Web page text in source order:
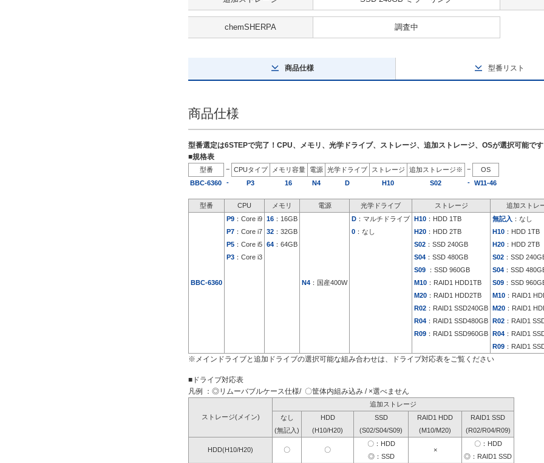
chemSHERPA 調査中
商品仕様 型番リスト
商品仕様
型番選定は6STEPで完了！CPU、メモリ、光学ドライブ、ストレージ、追加ストレージ、OSが選択可能です
■規格表
型番 − CPUタイプ メモリ容量 電源 光学ドライブ ストレージ 追加ストレージ※ −
OS
BBC-6360
- P3 16 N4 D H10 S02 - W11-46
型番 CPU メモリ 電源 光学ドライブ ストレージ 追加ストレ
BBC-6360
P9 ：Core i9 16 ：16GB
N4 ：国産400W
D ：マルチドライブ H10 ：HDD 1TB 無記入 ：なし
P7 ：Core i7 32 ：32GB 0 ：なし H20 ：HDD 2TB H10 ：HDD 1TB
P5 ：Core i5 64 ：64GB S02 ：SSD 240GB H20 ：HDD 2TB
P3 ：Core i3 S04 ：SSD 480GB S02 ：SSD
S09 ：SSD 960GB S04 ：SSD
M10 ：RAID1 HDD1TB S09 ：SSD
M20 ：RAID1 HDD2TB M10 ：RAID1
R02 ：RAID1 SSD240GB M20 ：RAID1
R04 ：RAID1 SSD480GB R02 ：RAID1
R09 ：RAID1 SSD960GB R04 ：RAID1
R09 ：RAID1
※メインドライブと追加ドライブの選択可能な組み合わせは、ドライブ対応表をご覧ください
■ドライブ対応表
凡例 ：◎リムーバブルケース仕様/ 〇筐体内組み込み / ×選べません
追加ストレージ
ストレージ(メイン)
なし HDD SSD RAID1 HDD
RAID1 SSD
(無記入)
(H10/H20) (S02/S04/S09) (M10/M20) (R02/R04/R09)
HDD(H10/H20) 〇 〇
〇：HDD
×
〇：HDD
◎：SSD
◎：RAID1 SSD